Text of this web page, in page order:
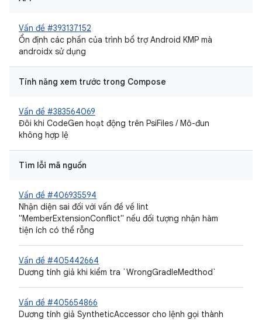
Vấn đề #393137152
Ổn định các phần của trình bổ trợ Android KMP mà
androidx sử dụng
Tính năng xem trước trong Compose
Vấn đề #383564069
Đôi khi CodeGen hoạt động trên PsiFiles / Mô-đun
không hợp lệ
Tìm lỗi mã nguồn
Vấn đề #406935594
Nhận diện sai đối với vấn đề về lint
"MemberExtensionConflict" nếu đối tượng nhận hàm
tiện ích có thể rỗng
Vấn đề #405442664
Dương tính giả khi kiểm tra `WrongGradleMedthod`
Vấn đề #405654866
Dương tính giả SyntheticAccessor cho lệnh gọi thành